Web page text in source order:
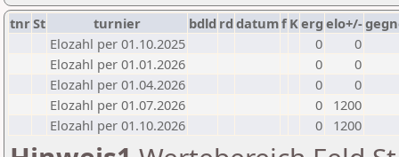
tnrSt turnier bdld rd datumf Kerg elo+/-
Elozahl per 01.10.2025
0
0
Elozahl per 01.01.2026
0
0
Elozahl per 01.04.2026
0
0
Elozahl per 01.07.2026
0
1200
Elozahl per 01.10.2026
0 1200